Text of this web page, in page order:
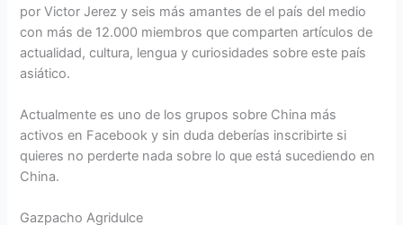
por Victor Jerez y seis más amantes de el país del medio
con más de 12.000 miembros que comparten artículos de
actualidad, cultura, lengua y curiosidades sobre este país
asiático.
Actualmente es uno de los grupos sobre China más
activos en Facebook y sin duda deberías inscribirte si
quieres no perderte nada sobre lo que está sucediendo en
China.
Gazpacho Agridulce